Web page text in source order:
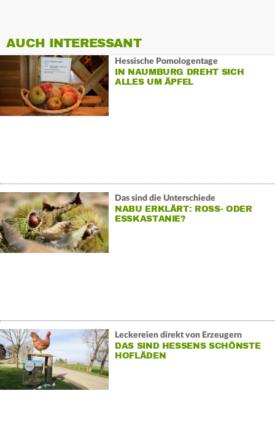
AUCH INTERESSANT
Hessische Pomologentage
IN NAUMBURG DREHT SICH
ALLES UM ÄPFEL
Das sind die Unterschiede
NABU ERKLÄRT: ROSS- ODER
ESSKASTANIE?
Leckereien direkt von Erzeugern
DAS SIND HESSENS SCHÖNSTE
HOFLÄDEN